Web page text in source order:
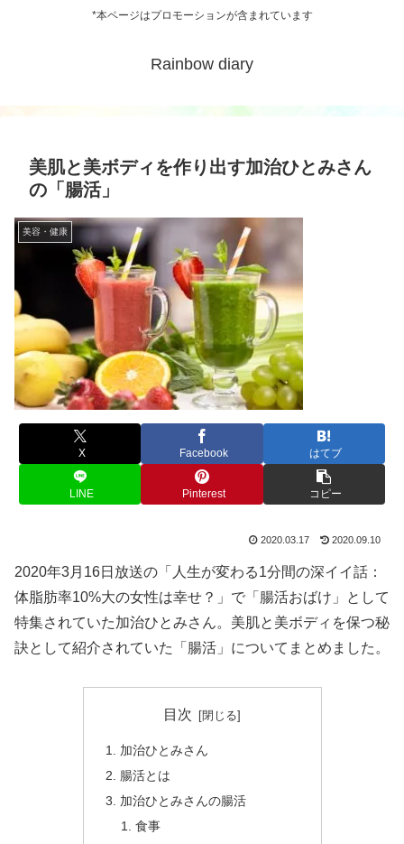
*本ページはプロモーションが含まれています
Rainbow diary
美肌と美ボディを作り出す加治ひとみさん
の「腸活」
美容・健康
X Facebook はてブ
LINE Pinterest コピー
2020.03.17 2020.09.10
2020年3月16日放送の「人生が変わる1分間の深イイ話：
体脂肪率10%大の女性は幸せ？」で「腸活おばけ」として
特集されていた加治ひとみさん。美肌と美ボディを保つ秘
訣として紹介されていた「腸活」についてまとめました。
目次
加治ひとみさん
腸活とは
加治ひとみさんの腸活
食事